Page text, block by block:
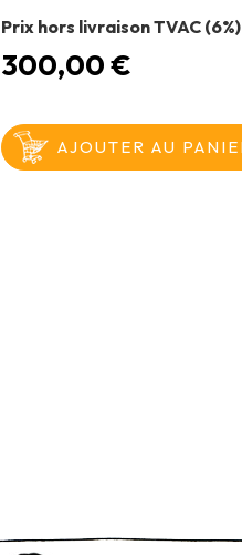
Prix hors livraison TVAC (6%)
300,00 €